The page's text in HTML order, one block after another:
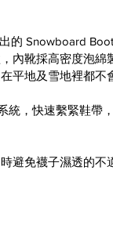
的 Snowboard
內靴採高密度泡綿
平地及雪地裡都不
統，快速繫緊鞋帶
避免襪子濕透的不